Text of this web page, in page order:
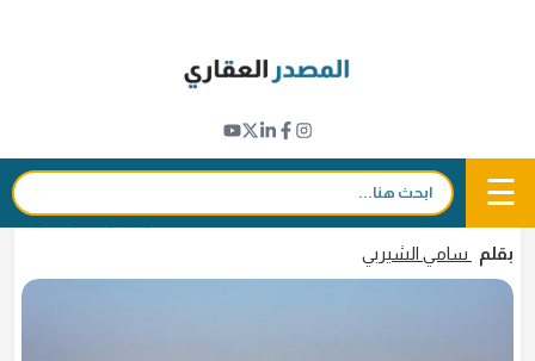
☰ بحث:
تقدم سريع في أعمال بناء مشروع "عزيزي ريفيرا"
بدبي
12 سبتمبر 2023 - 13:01 f
𝕏
in
بقلم سامي الشيربي